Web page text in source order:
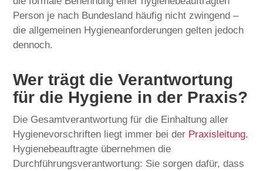
Person je nach Bundesland häufig nicht zwingend –
die allgemeinen Hygieneanforderungen gelten jedoch
dennoch.
Wer trägt die Verantwortung
für die Hygiene in der Praxis?
Die Gesamtverantwortung für die Einhaltung aller
Hygienevorschriften liegt immer bei der Praxisleitung.
Hygienebeauftragte übernehmen die
Durchführungsverantwortung: Sie sorgen dafür, dass